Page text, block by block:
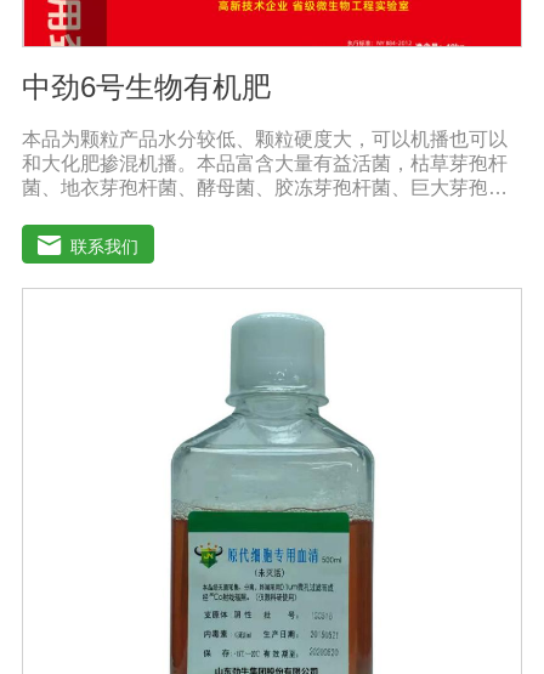
中劲6号生物有机肥
本品为颗粒产品水分较低、颗粒硬度大，可以机播也可以
和大化肥掺混机播。本品富含大量有益活菌，枯草芽孢杆
菌、地衣芽孢杆菌、酵母菌、胶冻芽孢杆菌、巨大芽孢杆
放大量养分，增强土壤肥力，能激活土壤养分，使土壤中
氮磷钾、中微量元素利用率达到大化，土壤肥力大幅度提
高。【中劲6号微生物菌剂产品功能】 以菌克菌，有益菌
群有效的抑制病原菌的生长，有效缓解根腐、黄化、枯
萎、烂根、根肿、早衰等现象，防止其它土传病害及重茬
结构，疏松土壤，提高土壤通透性和保水保肥能力，增加
土壤有机质，调节土壤PH值，活化土壤中的潜在养分，改
善土壤中养分的供应情况，有效解决因连工连作，重茬等
原因造成的减产问题。针对长期使用鸡粪造成的有机酸毒
害，烧根烧菌，病菌虫卵危害，酸碱不平衡等现状采用高
端生物技术精制而成，破除土壤板结，恢复土壤活力、保
肥保水、生物护根、强健植株、保花保果、促进花芽形
成，提高坐果率。 2、解决土壤重金属污染问题微生物菌
剂中的各种菌能有效的对土壤中的重金属进行溶解、氧化
还原及降解作用。重金属可与土壤有机质形成稳定的络合
物，对重金属在土壤中的化学行为产生深刻的影响，有效
解决土壤重金属污染问题。
联系我们